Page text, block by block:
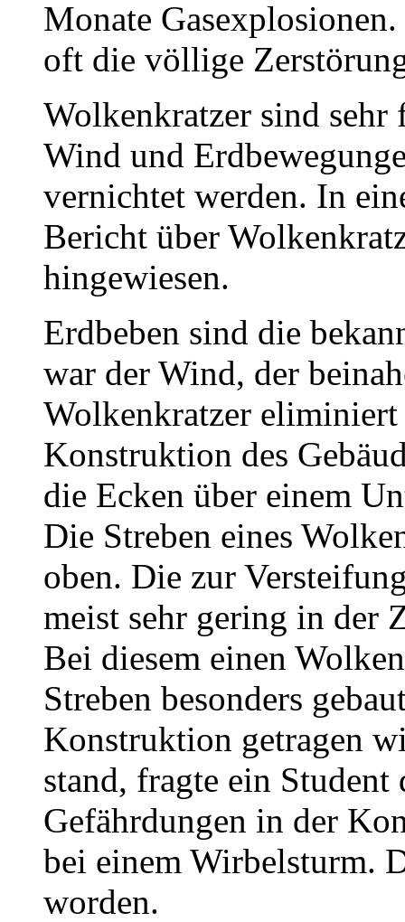
Monate
oft die völlige
Wolkenkratzer sind
Wind und
vernichtet werden. In
Bericht über
hingewiesen.
Erdbeben sind die
war der Wind, der
Wolkenkratzer
Konstruktion des
die Ecken über einem
Die Streben eines
oben. Die zur
meist sehr gering in der
Bei diesem einen
Streben besonders
Konstruktion getragen
stand, fragte ein
Gefährdungen in der
bei einem Wirbelsturm.
worden.